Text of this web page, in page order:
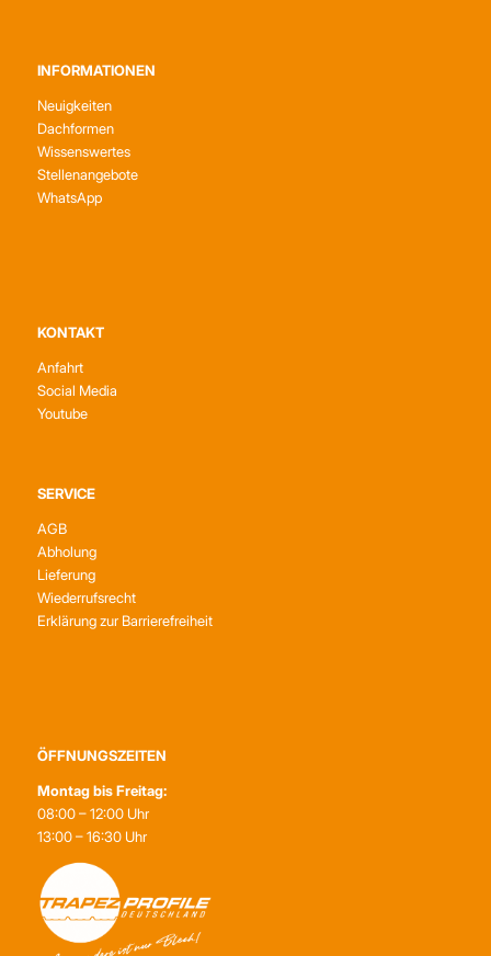
INFORMATIONEN
Neuigkeiten
Dachformen
Wissenswertes
Stellenangebote
WhatsApp
KONTAKT
Anfahrt
Social Media
Youtube
SERVICE
AGB
Abholung
Lieferung
Wiederrufsrecht
Erklärung zur Barrierefreiheit
ÖFFNUNGSZEITEN
Montag bis Freitag:
08:00 – 12:00 Uhr
13:00 – 16:30 Uhr